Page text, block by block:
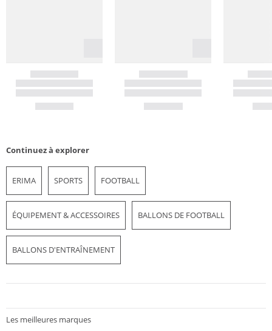
Continuez à explorer
ERIMA SPORTS FOOTBALL
ÉQUIPEMENT & ACCESSOIRES BALLONS DE FOOTBALL
BALLONS D'ENTRAÎNEMENT
Les meilleures marques